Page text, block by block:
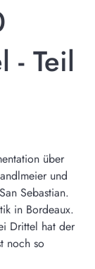
- Teil
über
und
Sebastian.
in Bordeaux.
Drittel hat der
noch so